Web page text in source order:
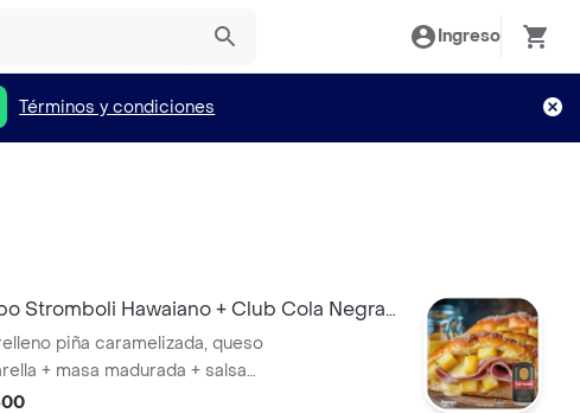
Ingreso
Términos y condiciones
Stromboli Hawaiano + Club Cola Negra
piña caramelizada, queso
+ masa madurada + salsa
+ decorado c/ aceite de oliva +